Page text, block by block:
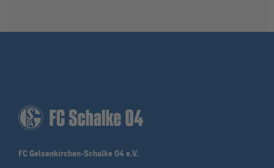
FC Gelsenkirchen-Schalke 04 e.V.